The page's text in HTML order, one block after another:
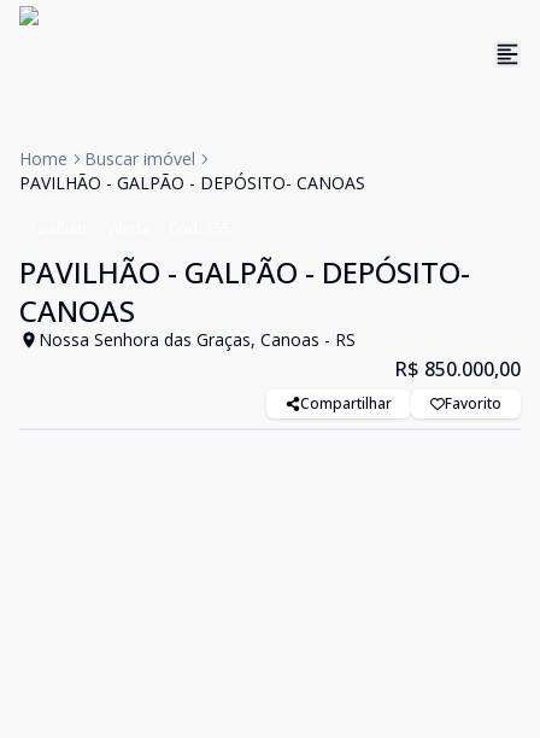
Home
Buscar imóvel
PAVILHÃO - GALPÃO - DEPÓSITO- CANOAS
PAVILHÃO - GALPÃO - DEPÓSITO-
CANOAS
Nossa Senhora das Graças, Canoas - RS
R$ 850.000,00
Compartilhar Favorito